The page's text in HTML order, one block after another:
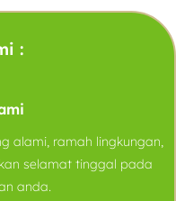
:
alami, ramah lingkungan,
selamat tinggal pada
anda.